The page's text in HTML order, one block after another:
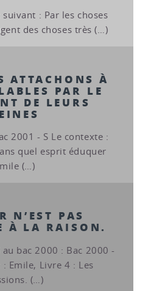
: Par les choses
des choses très (…)
ATTACHONS À
PAR LE
DE LEURS
2001 - S Le contexte :
quel esprit éduquer
(…)
N’EST PAS
À LA RAISON.
au bac 2000 : Bac 2000 -
: Emile, Livre 4 : Les
(…)